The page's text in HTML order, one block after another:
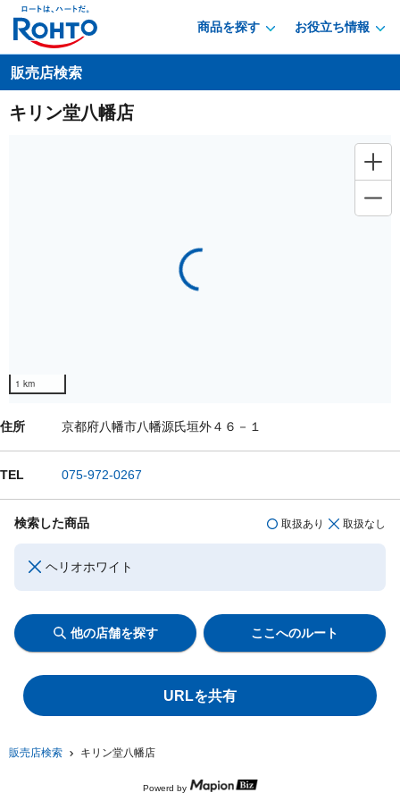
商品を探す お役立ち情報
販売店検索 キリン堂八幡店
販売店検索
キリン堂八幡店
住所 京都府八幡市八幡源氏垣外４６－１
TEL 075-972-0267
検索した商品 取扱あり 取扱なし
ヘリオホワイト
他の店舗を探す ここへのルート
URLを共有
Loading...
1 km
Powerd by